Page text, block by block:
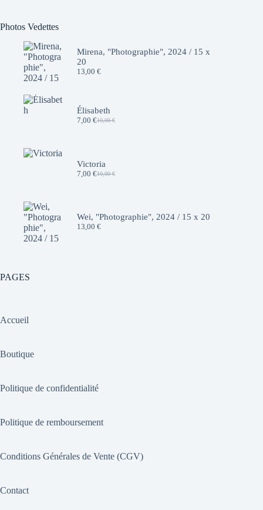
Photos Vedettes
Mirena, "Photographie", 2024 / 15 x
20
13,00 €
Élisabeth
10,00€
Le
10,00 €.
7,00 €Le
7,00 €.
Victoria
10,00€
Le
10,00 €.
7,00 €Le
7,00 €.
Wei, "Photographie", 2024 / 15 x 20
13,00 €
PAGES
Accueil
Boutique
Politique de confidentialité
Politique de remboursement
Conditions Générales de Vente (CGV)
Contact